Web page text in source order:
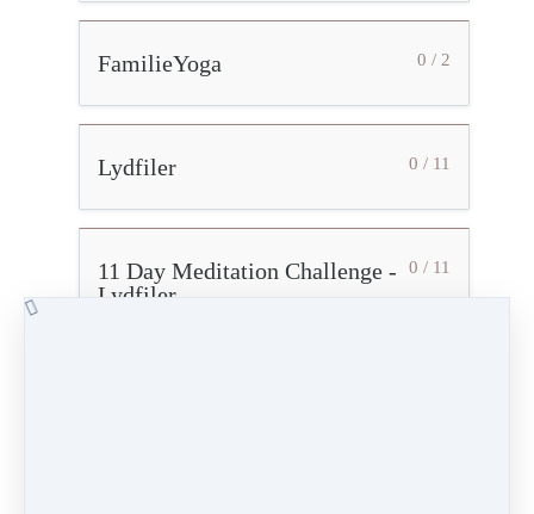
0 / 2
FamilieYoga
0 / 11
Lydfiler
0 / 11
11 Day Meditation Challenge -
Lydfiler